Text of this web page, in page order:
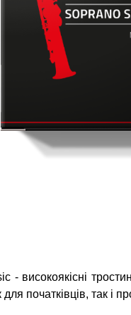
високоякісні
початківців, так і